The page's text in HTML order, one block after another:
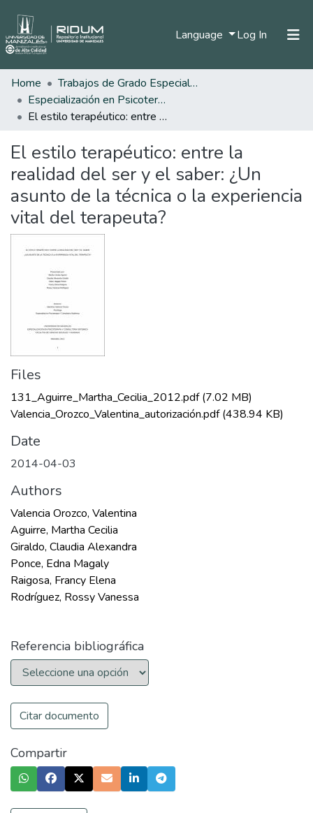
Language Log In (current)
Home
Trabajos de Grado Especializaciones
Especialización en Psicoterapia y Consultoria Sistémica
El estilo terapéutico: entre la realidad del ser y el saber: ¿Un asunto de la técnica o la experiencia vital del terapeuta?
El estilo terapéutico: entre la
realidad del ser y el saber: ¿Un
asunto de la técnica o la experiencia
vital del terapeuta?
Files
131_Aguirre_Martha_Cecilia_2012.pdf(7.02 MB)
Valencia_Orozco_Valentina_autorización.pdf(438.94 KB)
Date
2014-04-03
Authors
Valencia Orozco, Valentina
Aguirre, Martha Cecilia
Giraldo, Claudia Alexandra
Ponce, Edna Magaly
Raigosa, Francy Elena
Rodríguez, Rossy Vanessa
Referencia bibliográfica
Citar documento
Compartir